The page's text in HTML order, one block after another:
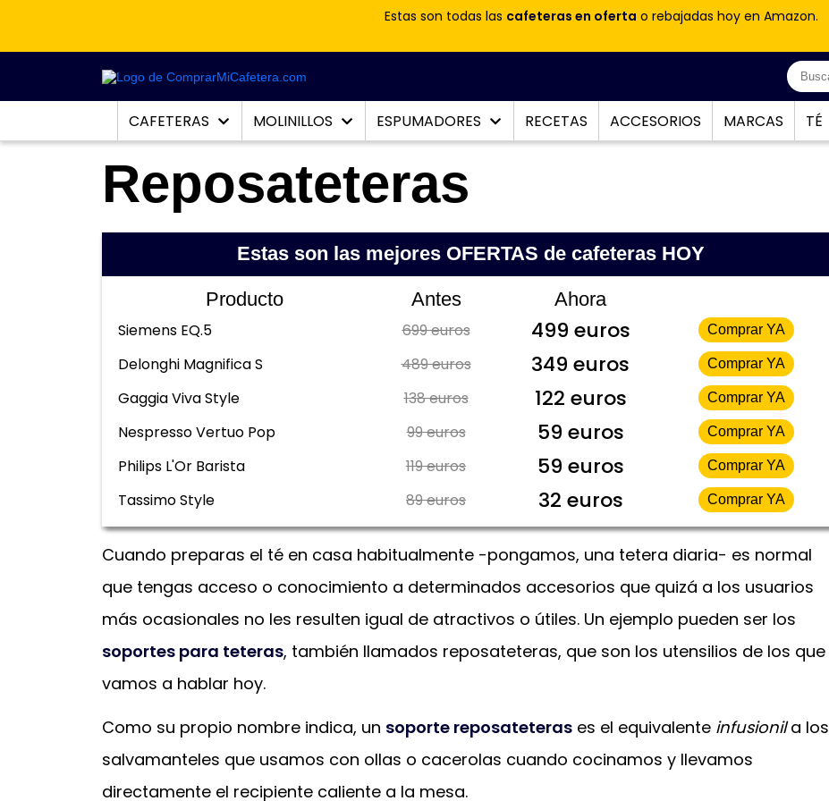
Estas son todas las cafeteras en oferta o rebajadas hoy en Amazon.
CAFETERAS MOLINILLOS ESPUMADORES RECETAS ACCESORIOS MARCAS TÉ
Reposateteras
Estas son las mejores OFERTAS de cafeteras HOY
Producto Antes Ahora
Siemens EQ.5 699 euros 499 euros Comprar YA
Delonghi Magnifica S 489 euros 349 euros Comprar YA
Gaggia Viva Style 138 euros 122 euros Comprar YA
Nespresso Vertuo Pop 99 euros 59 euros Comprar YA
Philips L'Or Barista 119 euros 59 euros Comprar YA
Tassimo Style 89 euros 32 euros Comprar YA
Cuando preparas el té en casa habitualmente -pongamos, una tetera diaria- es normal
que tengas acceso o conocimiento a determinados accesorios que quizá a los usuarios
más ocasionales no les resulten igual de atractivos o útiles. Un ejemplo pueden ser los
soportes para teteras, también llamados reposateteras, que son los utensilios de los que
vamos a hablar hoy.
Como su propio nombre indica, un soporte reposateteras es el equivalente infusionila los
salvamanteles que usamos con ollas o cacerolas cuando cocinamos y llevamos
directamente el recipiente caliente a la mesa.